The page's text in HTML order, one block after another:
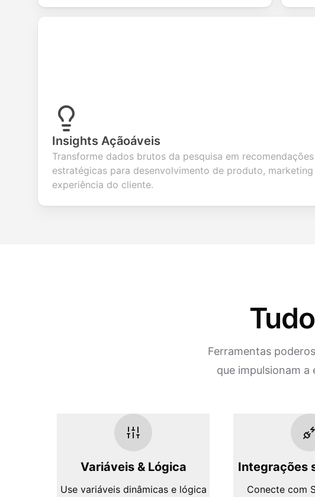
Insights Açãoáveis
Transforme dados brutos da pesquisa em recomendações
estratégicas para desenvolvimento de produto, marketing
experiência do cliente.
Ferramentas
que impulsionam
Variáveis & Lógica
Use variáveis dinâmicas e lógica
Integrações
Conecte com